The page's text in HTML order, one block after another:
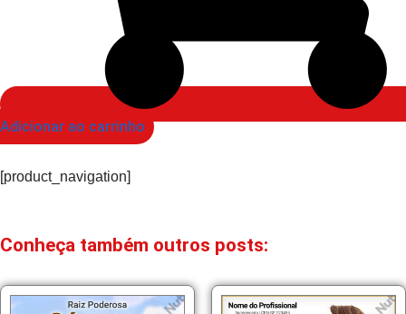
Adicionar ao carrinho
[product_navigation]
Conheça também outros posts: